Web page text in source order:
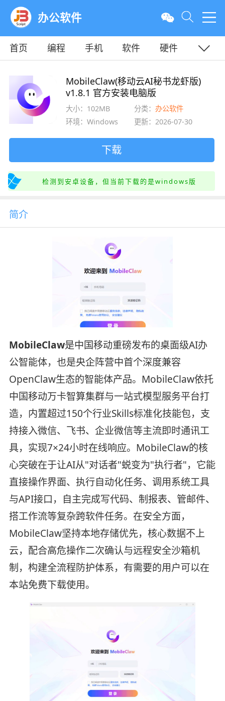
办公软件
首页 编程 手机 软件
硬件
MobileClaw(移动云AI秘书龙虾版)
v1.8.1 官方安装电脑版
大小：102MB 分类：办公软件
环境：Windows
更新：2026-07-30
下载
检测到安卓设备，但当前下载的是windows版
简介
MobileClaw是中国移动重磅发布的桌面级AI办
公智能体，也是央企阵营中首个深度兼容
OpenClaw生态的智能体产品。MobileClaw依托
中国移动万卡智算集群与一站式模型服务平台打
造，内置超过150个行业Skills标准化技能包，支
持接入微信、飞书、企业微信等主流即时通讯工
具，实现7×24小时在线响应。MobileClaw的核
心突破在于让AI从"对话者"蜕变为"执行者"，它能
直接操作界面、执行自动化任务、调用系统工具
与API接口，自主完成写代码、制报表、管邮件、
搭工作流等复杂跨软件任务。在安全方面，
MobileClaw坚持本地存储优先，核心数据不上
云，配合高危操作二次确认与远程安全沙箱机
制，构建全流程防护体系，有需要的用户可以在
本站免费下载使用。